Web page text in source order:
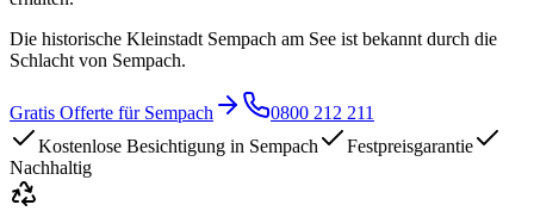
Die historische Kleinstadt Sempach am See ist bekannt durch die
Schlacht von Sempach.
Gratis Offerte für Sempach
0800 212 211
Kostenlose Besichtigung in Sempach
Festpreisgarantie
Nachhaltig